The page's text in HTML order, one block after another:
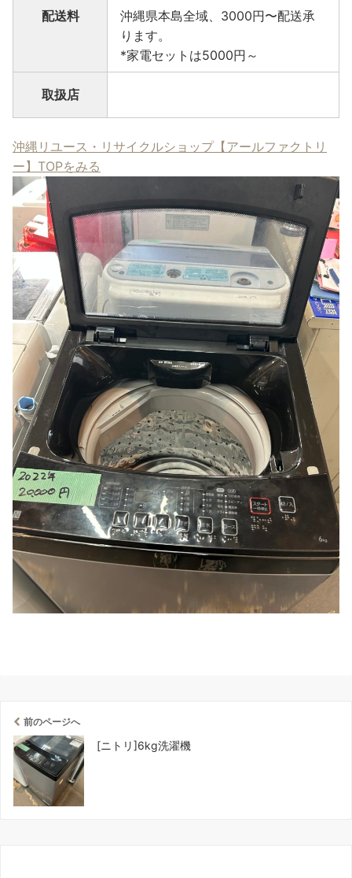
配送料
沖縄県本島全域、3000円〜配送承
ります。
*家電セットは5000円～
取扱店
沖縄リユース・リサイクルショップ【アールファクトリ
ー】TOPをみる
前のページへ
[ニトリ]6kg洗濯機